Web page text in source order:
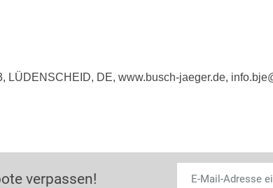
LÜDENSCHEID, DE, www.busch-jaeger.de,
verpassen!